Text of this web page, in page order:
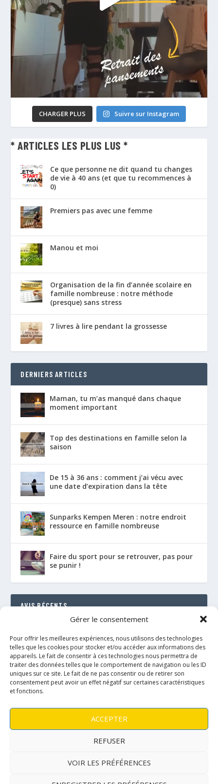
Gérer le consentement
Pour offrir les meilleures expériences, nous utilisons des technologies
telles que les cookies pour stocker et/ou accéder aux informations des
appareils. Le fait de consentir à ces technologies nous permettra de
traiter des données telles que le comportement de navigation ou les ID
uniques sur ce site. Le fait de ne pas consentir ou de retirer son
consentement peut avoir un effet négatif sur certaines caractéristiques
et fonctions.
ACCEPTER
REFUSER
VOIR LES PRÉFÉRENCES
CHARGER PLUS Suivre sur Instagram
* ARTICLES LES PLUS LUS *
Ce que personne ne dit quand tu changes
de vie à 40 ans (et que tu recommences à
0)
Premiers pas avec une femme
Manou et moi
Organisation de la fin d’année scolaire en
famille nombreuse : notre méthode
(presque) sans stress
7 livres à lire pendant la grossesse
DERNIERS ARTICLES
Maman, tu m’as manqué dans chaque
moment important
Top des destinations en famille selon la
saison
De 15 à 36 ans : comment j’ai vécu avec
une date d’expiration dans la tête
Sunparks Kempen Meren : notre endroit
ressource en famille nombreuse
Faire du sport pour se retrouver, pas pour
se punir !
AVIS RÉCENTS
bord de la Semois
RÉSULTAT : 88%
Le néo de Néobulle {portage physio}
RÉSULTAT : 97%